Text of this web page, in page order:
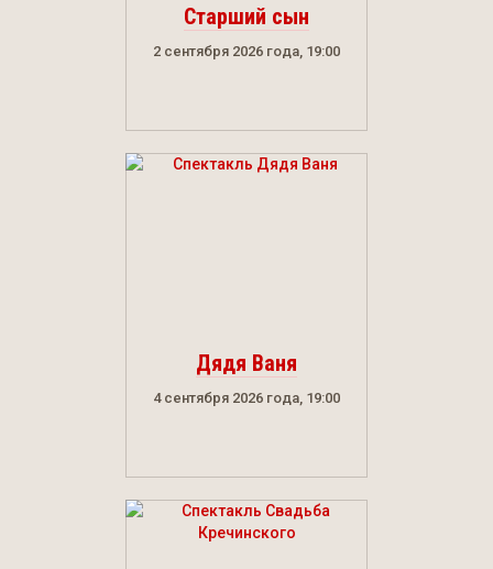
Старший сын
2 сентября 2026 года, 19:00
Дядя Ваня
4 сентября 2026 года, 19:00